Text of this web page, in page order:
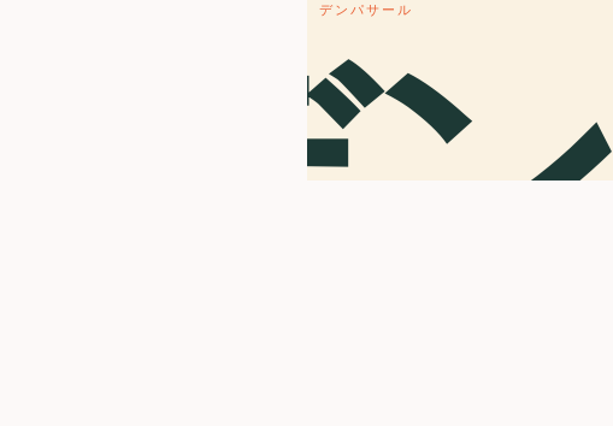
デンパサール
デン